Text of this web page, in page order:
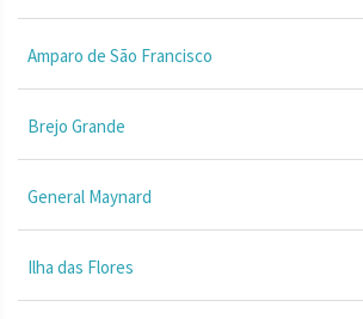
Amparo de São Francisco
Brejo Grande
General Maynard
Ilha das Flores